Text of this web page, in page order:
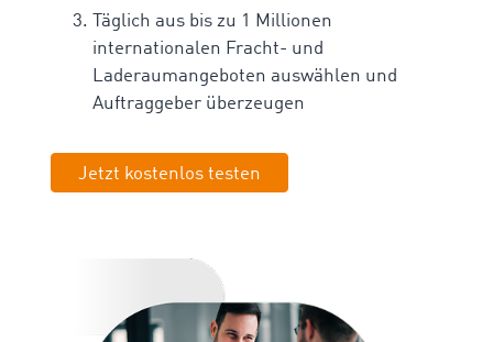
Täglich aus bis zu 1 Millionen
internationalen Fracht- und
Laderaumangeboten auswählen und
Auftraggeber überzeugen
Jetzt kostenlos testen